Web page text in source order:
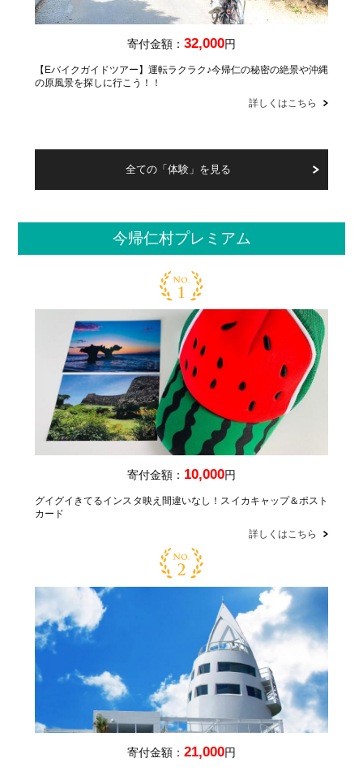
寄付金額： 32,000円
【Eバイクガイドツアー】運転ラクラク♪今帰仁の秘密の絶景や沖縄
の原風景を探しに行こう！！
詳しくはこちら
全ての「体験」を見る
今帰仁村プレミアム
寄付金額： 10,000円
グイグイきてるインスタ映え間違いなし！スイカキャップ＆ポスト
カード
詳しくはこちら
寄付金額： 21,000円